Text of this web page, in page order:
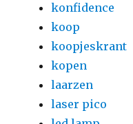
konfidence
koop
koopjeskrant
kopen
laarzen
laser pico